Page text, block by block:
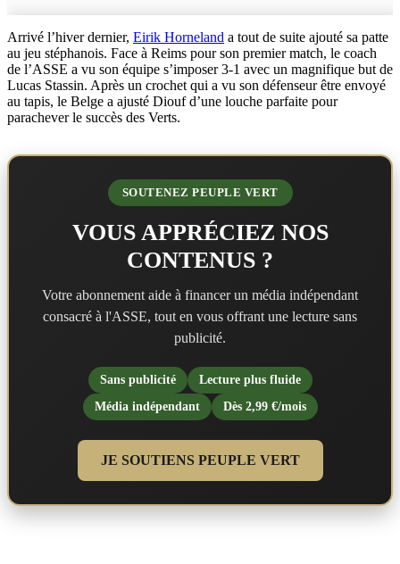
Arrivé l’hiver dernier, Eirik Horneland a tout de suite ajouté sa patte
au jeu stéphanois. Face à Reims pour son premier match, le coach
de l’ASSE a vu son équipe s’imposer 3-1 avec un magnifique but de
Lucas Stassin. Après un crochet qui a vu son défenseur être envoyé
au tapis, le Belge a ajusté Diouf d’une louche parfaite pour
parachever le succès des Verts.
SOUTENEZ PEUPLE VERT
VOUS APPRÉCIEZ NOS
CONTENUS ?
Votre abonnement aide à financer un média indépendant
consacré à l'ASSE, tout en vous offrant une lecture sans
publicité.
Sans publicité
Lecture plus fluide
Média indépendant
Dès 2,99 €/mois
JE SOUTIENS PEUPLE VERT